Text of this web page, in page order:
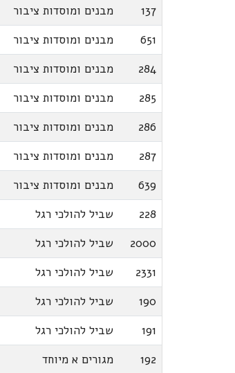
137
מבנים ומוסדות ציבור
651
מבנים ומוסדות ציבור
284
מבנים ומוסדות ציבור
285
מבנים ומוסדות ציבור
286
מבנים ומוסדות ציבור
287
מבנים ומוסדות ציבור
639
מבנים ומוסדות ציבור
228
שביל להולכי רגל
2000
שביל להולכי רגל
2331
שביל להולכי רגל
190
שביל להולכי רגל
191
שביל להולכי רגל
192
מגורים א מיוחד